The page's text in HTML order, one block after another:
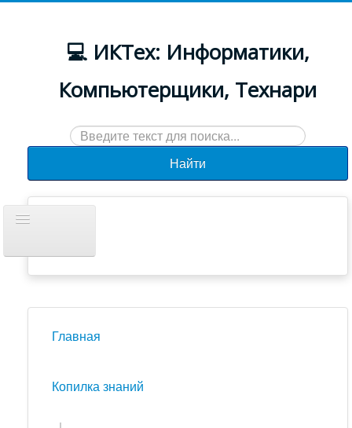
💻 ИКТех: Информатики,
Компьютерщики, Технари
Искать...
Найти
навигацию
Новости
Главная
Копилка знаний